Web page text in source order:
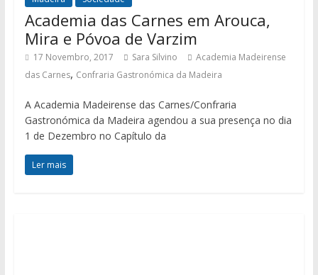
Academia das Carnes em Arouca,
Mira e Póvoa de Varzim
17 Novembro, 2017 Sara Silvino
Academia Madeirense
das Carnes, Confraria Gastronómica da Madeira
A Academia Madeirense das Carnes/Confraria
Gastronómica da Madeira agendou a sua presença no dia
1 de Dezembro no Capítulo da
Ler mais